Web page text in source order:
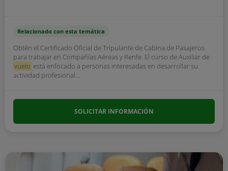
Relacionado con esta temática
Obtén el Certificado Oficial de Tripulante de Cabina de Pasajeros
para trabajar en Compañías Aéreas y Renfe. El curso de Auxiliar de
vuelo está enfocado a personas interesadas en desarrollar su
actividad profesional...
SOLICITAR INFORMACIÓN